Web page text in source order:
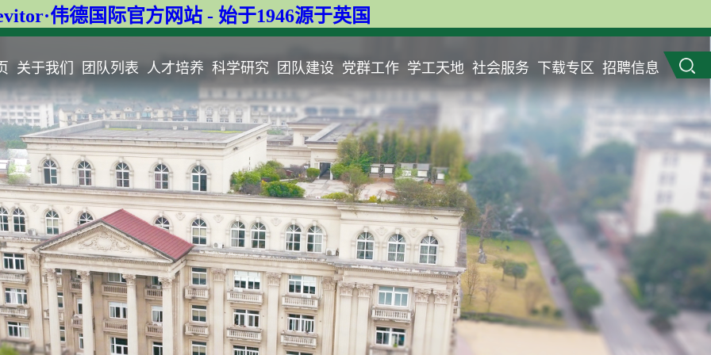
伟德国际官方网站 - 始于1946源于英国
关于我们 团队列表 人才培养 科学研究 团队建设 党群工作 学工天地 社会服务 下载专区 招聘信息